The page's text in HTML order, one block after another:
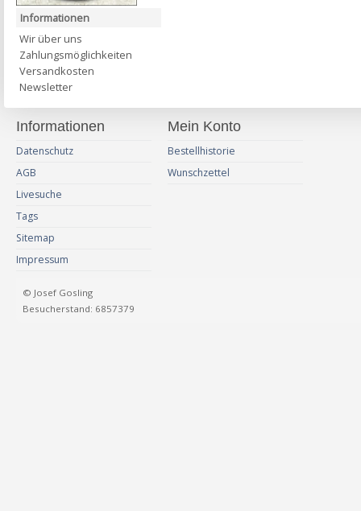
Informationen
Wir über uns
Zahlungsmöglichkeiten
Versandkosten
Newsletter
Informationen
Datenschutz
AGB
Livesuche
Tags
Sitemap
Impressum
Mein Konto
Bestellhistorie
Wunschzettel
© Josef Gosling
Besucherstand: 6857379